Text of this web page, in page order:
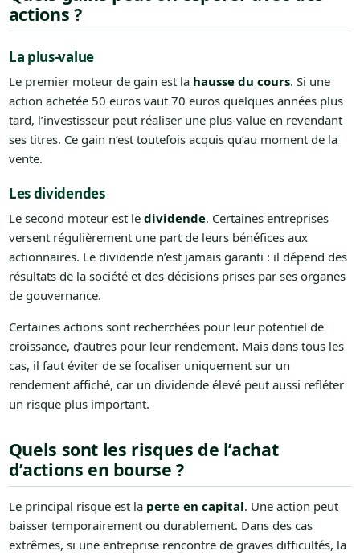
actions ?
La plus-value
Le premier moteur de gain est la hausse du cours. Si une
action achetée 50 euros vaut 70 euros quelques années plus
tard, l’investisseur peut réaliser une plus-value en revendant
ses titres. Ce gain n’est toutefois acquis qu’au moment de la
vente.
Les dividendes
Le second moteur est le dividende. Certaines entreprises
versent régulièrement une part de leurs bénéfices aux
actionnaires. Le dividende n’est jamais garanti : il dépend des
résultats de la société et des décisions prises par ses organes
de gouvernance.
Certaines actions sont recherchées pour leur potentiel de
croissance, d’autres pour leur rendement. Mais dans tous les
cas, il faut éviter de se focaliser uniquement sur un
rendement affiché, car un dividende élevé peut aussi refléter
un risque plus important.
Quels sont les risques de l’achat
d’actions en bourse ?
Le principal risque est la perte en capital. Une action peut
baisser temporairement ou durablement. Dans des cas
extrêmes, si une entreprise rencontre de graves difficultés, la